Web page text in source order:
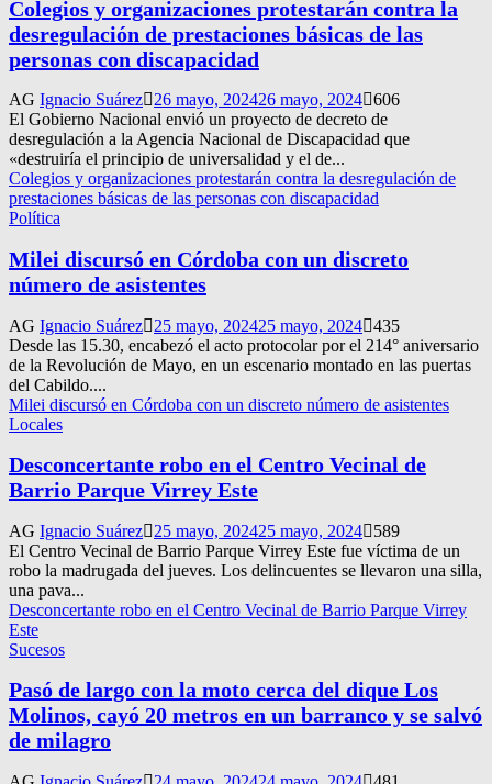
Colegios y organizaciones protestarán contra la
desregulación de prestaciones básicas de las
personas con discapacidad
AG Ignacio Suárez 26 mayo, 202426 mayo, 2024 606
El Gobierno Nacional envió un proyecto de decreto de
desregulación a la Agencia Nacional de Discapacidad que
«destruiría el principio de universalidad y el de...
Colegios y organizaciones protestarán contra la desregulación de
prestaciones básicas de las personas con discapacidad
Política
Milei discursó en Córdoba con un discreto
número de asistentes
AG Ignacio Suárez 25 mayo, 202425 mayo, 2024 435
Desde las 15.30, encabezó el acto protocolar por el 214° aniversario
de la Revolución de Mayo, en un escenario montado en las puertas
del Cabildo....
Milei discursó en Córdoba con un discreto número de asistentes
Locales
Desconcertante robo en el Centro Vecinal de
Barrio Parque Virrey Este
AG Ignacio Suárez 25 mayo, 202425 mayo, 2024
589
El Centro Vecinal de Barrio Parque Virrey Este fue víctima de un
robo la madrugada del jueves. Los delincuentes se llevaron una silla,
una pava...
Desconcertante robo en el Centro Vecinal de Barrio Parque Virrey
Este
Sucesos
Pasó de largo con la moto cerca del dique Los
Molinos, cayó 20 metros en un barranco y se salvó
de milagro